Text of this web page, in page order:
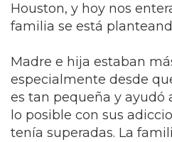
Houston, y hoy nos
familia se está
Madre e hija estaban
especialmente desde
es tan pequeña y ayudó
lo posible con sus
tenía superadas. La